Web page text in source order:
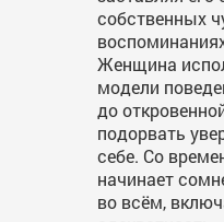
собственных
Женщина
модели
до
подорвать
себе. Со
начинает
во всём,